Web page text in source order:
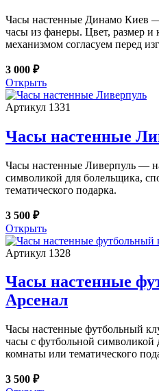
Часы настенные Динамо Киев
часы из фанеры. Цвет, размер
механизмом согласуем перед
3 000 ₽
Открыть
Артикул 1331
Часы настенные
Часы настенные Ливерпуль —
символикой для болельщика,
тематического подарка.
3 500 ₽
Открыть
Артикул 1328
Часы настенные
Арсенал
Часы настенные футбольный
часы с футбольной символикой
комнаты или тематического
3 500 ₽